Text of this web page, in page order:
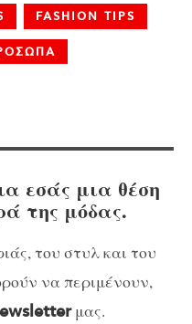
FASHION TIPS
εσάς μια θέση
της μόδας.
του στυλ και του
να περιμένουν,
μας.